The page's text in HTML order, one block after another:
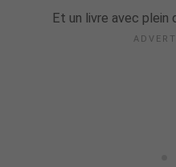
Et un livre avec plein